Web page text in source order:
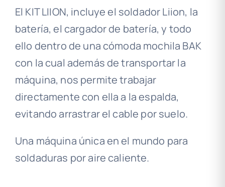
El KIT LIION, incluye el soldador Liion, la
batería, el cargador de batería, y todo
ello dentro de una cómoda mochila BAK
con la cual además de transportar la
máquina, nos permite trabajar
directamente con ella a la espalda,
evitando arrastrar el cable por suelo.
Una máquina única en el mundo para
soldaduras por aire caliente.